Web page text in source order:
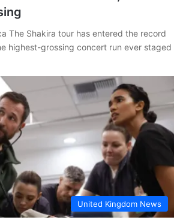
The Shakira tour has entered the record
highest-grossing concert run ever staged
United Kingdom News